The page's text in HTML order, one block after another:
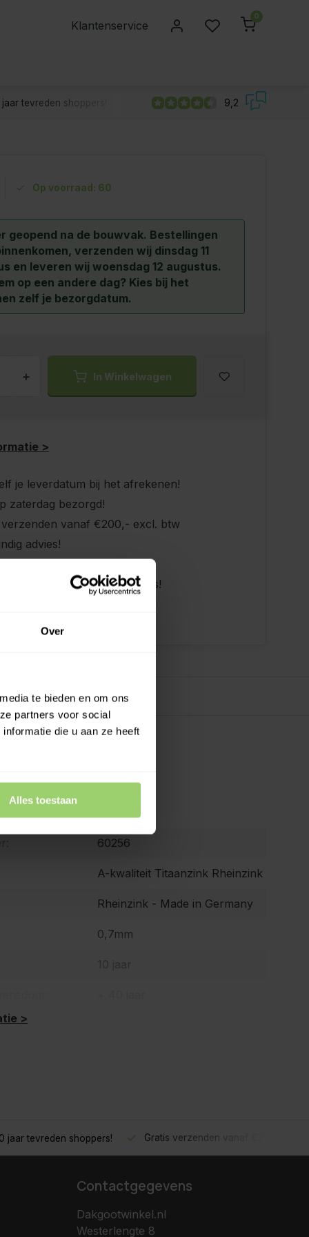
Over
te bieden en om ons
partners voor social
die u aan ze heeft
Alles toestaan
Klantenservice
0
tevreden shoppers! 9,2
Op voorraad: 60
geopend na de bouwvak. Bestellingen
verzenden wij dinsdag 11
en leveren wij woensdag 12 augustus.
op een andere dag? Kies bij het
zelf je bezorgdatum.
+ In Winkelwagen
>
je leverdatum bij het afrekenen!
zaterdag bezorgd!
verzenden vanaf €200,- excl. btw
advies!
10 jaar tevreden shoppers!
Rheinzink
60256
A-kwaliteit Titaanzink Rheinzink
Rheinzink - Made in Germany
0,7mm
10 jaar
>
jaar tevreden shoppers! Gratis verzenden vanaf €200,- excl.
Contactgegevens
Dakgootwinkel.nl
Westerlengte 8